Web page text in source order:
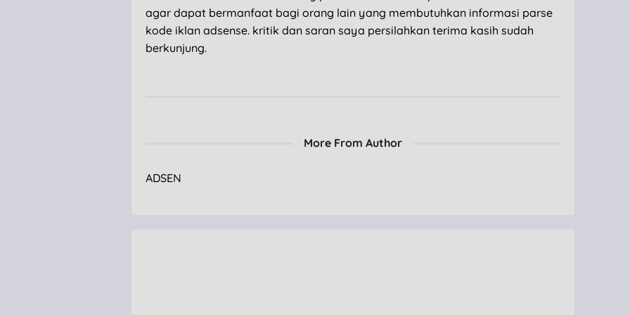
agar dapat bermanfaat bagi orang lain yang membutuhkan informasi parse
kode iklan adsense. kritik dan saran saya persilahkan terima kasih sudah
berkunjung.
More From Author
ADSEN